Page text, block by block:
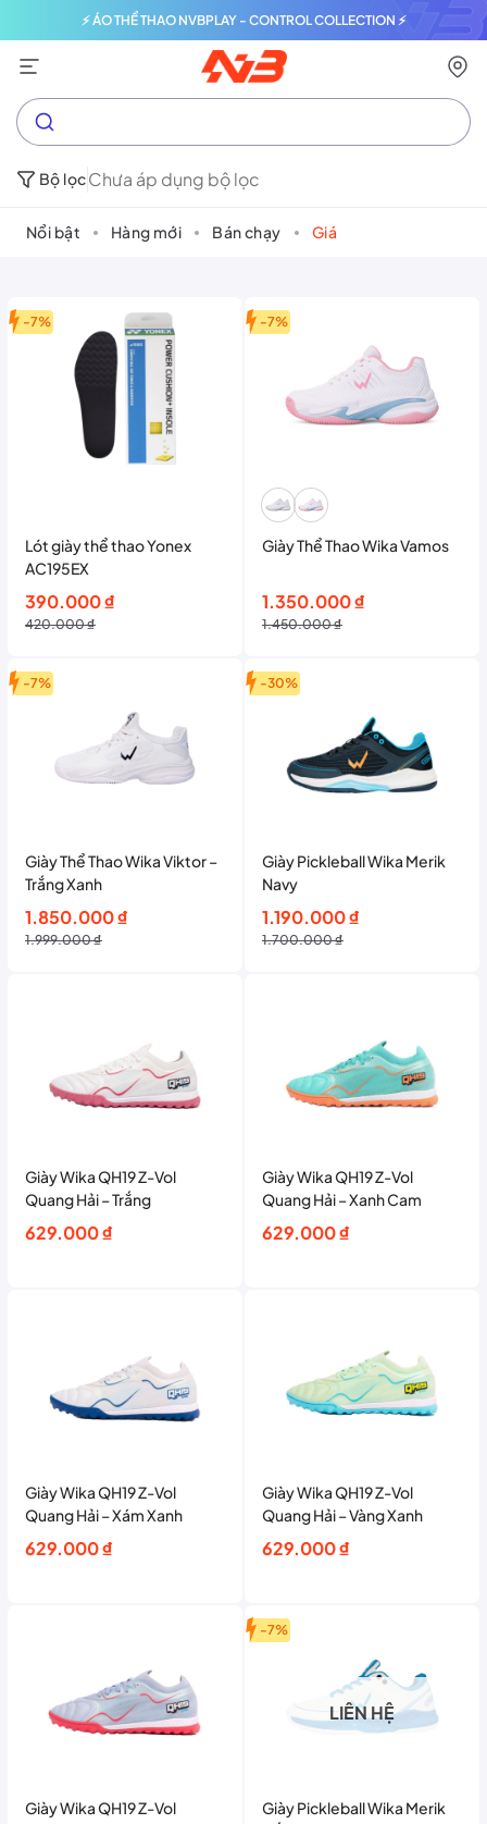
⚡ ÁO THỂ THAO NVBPLAY - CONTROL COLLECTION ⚡
Bộ lọcChưa áp dụng bộ lọc
Nổi bật Hàng mới Bán chạy Giá
-7%
Lót giày thể thao Yonex
AC195EX
420.000₫
Giá
gốc
420.000 ₫.
390.000₫
Giá
hiện
là:
-7%
Giày Thể Thao Wika Vamos
1.450.000₫
Giá
gốc
1.450.000 ₫.
1.350.000₫
Giá
hiện
là:
-7%
Giày Thể Thao Wika Viktor –
Trắng Xanh
1.999.000₫
Giá
gốc
1.850.000₫
Giá
hiện
-30%
Giày Pickleball Wika Merik
Navy
1.700.000₫
Giá
gốc
1.190.000₫
Giá
hiện
Giày Wika QH19 Z-Vol
Quang Hải – Trắng
629.000₫
Giày Wika QH19 Z-Vol
Quang Hải – Xanh Cam
629.000₫
Giày Wika QH19 Z-Vol
Quang Hải – Xám Xanh
629.000₫
Giày Wika QH19 Z-Vol
Quang Hải – Vàng Xanh
629.000₫
Giày Wika QH19 Z-Vol
-7%
LIÊN HỆ
Giày Pickleball Wika Merik